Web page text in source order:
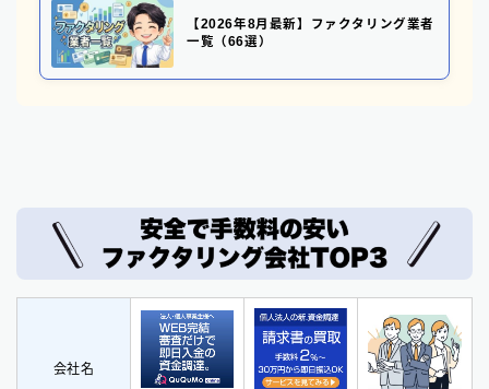
【2026年8月最新】ファクタリング業者
一覧（66選）
会社名